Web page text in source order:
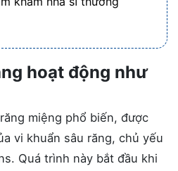
hoạt động như
miệng phổ biến, được
vi khuẩn sâu răng, chủ yếu
Quá trình này bắt đầu khi